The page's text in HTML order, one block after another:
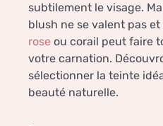
subtilement le visage.
blush ne se valent pas
rose ou corail peut faire
votre carnation.
sélectionner la teinte
beauté naturelle.